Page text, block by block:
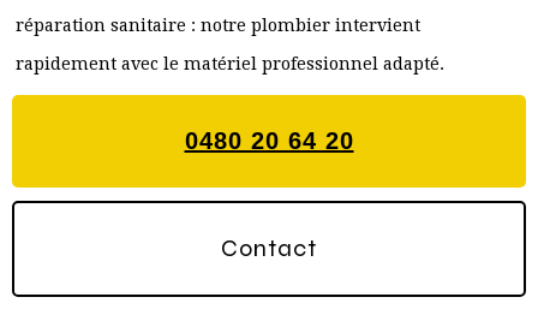
réparation sanitaire : notre plombier intervient
rapidement avec le matériel professionnel adapté.
0480 20 64 20
Contact